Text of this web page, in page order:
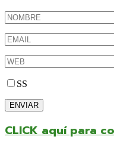
SS
CLICK aquí para